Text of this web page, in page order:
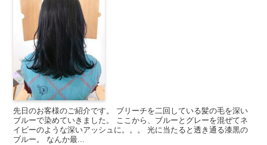
先日のお客様のご紹介です。 ブリーチを二回している髪の毛を深い
ブルーで染めていきました。 ここから、ブルーとグレーを混ぜてネ
イビーのような深いアッシュに。。。 光に当たると透き通る漆黒の
ブルー。 なんか最...